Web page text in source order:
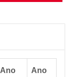
Ano
Ano